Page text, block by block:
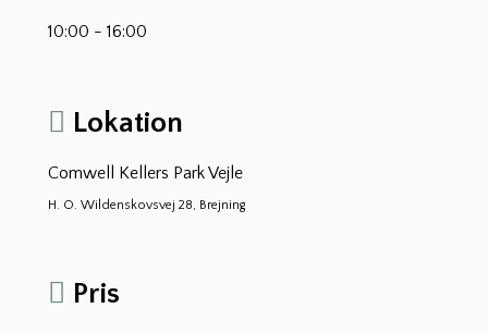
10:00 - 16:00
Lokation
Comwell Kellers Park Vejle
H. O. Wildenskovsvej 28, Brejning
Pris